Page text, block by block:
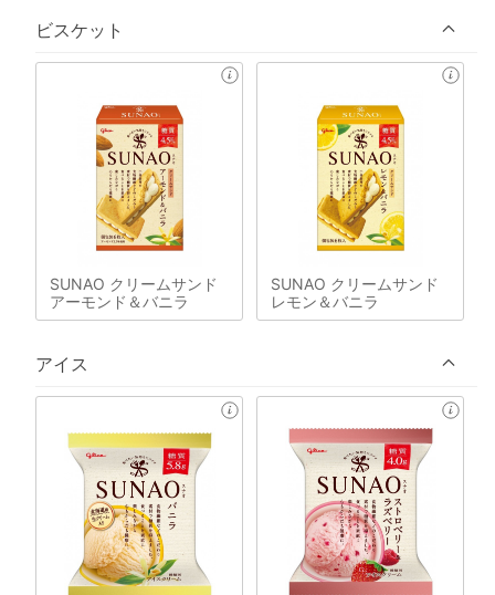
ビスケット
SUNAO クリームサンド
アーモンド＆バニラ
SUNAO クリームサンド
レモン＆バニラ
アイス